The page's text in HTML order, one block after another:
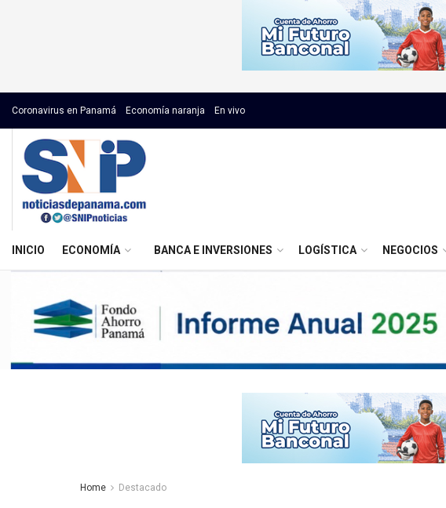
Coronavirus en Panamá Economía naranja En vivo
INICIO ECONOMÍA BANCA E INVERSIONES LOGÍSTICA NEGOCIOS
Home Destacado